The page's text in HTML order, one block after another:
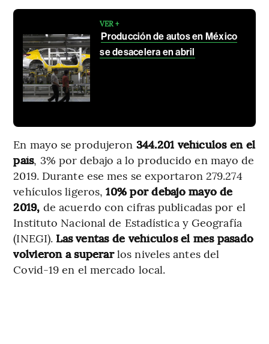
VER +
Producción de autos en México
se desacelera en abril
En mayo se produjeron 344.201 vehículos en el
país, 3% por debajo a lo producido en mayo de
2019. Durante ese mes se exportaron 279.274
vehículos ligeros, 10% por debajo mayo de
2019, de acuerdo con cifras publicadas por el
Instituto Nacional de Estadística y Geografía
(INEGI). Las ventas de vehículos el mes pasado
volvieron a superarlos niveles antes del
Covid-19 en el mercado local.